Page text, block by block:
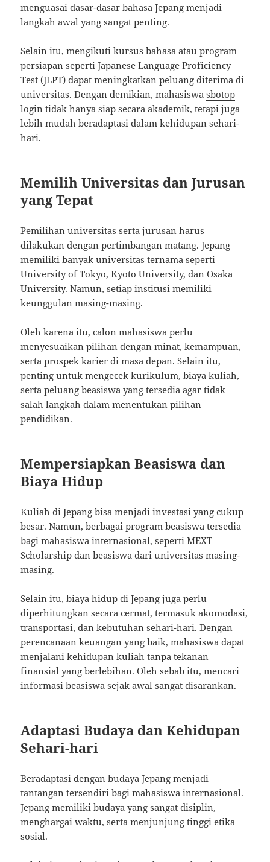
menguasai dasar-dasar bahasa Jepang menjadi
langkah awal yang sangat penting.
Selain itu, mengikuti kursus bahasa atau program
persiapan seperti Japanese Language Proficiency
Test (JLPT) dapat meningkatkan peluang diterima di
universitas. Dengan demikian, mahasiswasbotop
login tidak hanya siap secara akademik, tetapi juga
lebih mudah beradaptasi dalam kehidupan sehari-
hari.
Memilih Universitas dan Jurusan
yang Tepat
Pemilihan universitas serta jurusan harus
dilakukan dengan pertimbangan matang. Jepang
memiliki banyak universitas ternama seperti
University of Tokyo, Kyoto University, dan Osaka
University. Namun, setiap institusi memiliki
keunggulan masing-masing.
Oleh karena itu, calon mahasiswa perlu
menyesuaikan pilihan dengan minat, kemampuan,
serta prospek karier di masa depan. Selain itu,
penting untuk mengecek kurikulum, biaya kuliah,
serta peluang beasiswa yang tersedia agar tidak
salah langkah dalam menentukan pilihan
pendidikan.
Mempersiapkan Beasiswa dan
Biaya Hidup
Kuliah di Jepang bisa menjadi investasi yang cukup
besar. Namun, berbagai program beasiswa tersedia
bagi mahasiswa internasional, seperti MEXT
Scholarship dan beasiswa dari universitas masing-
masing.
Selain itu, biaya hidup di Jepang juga perlu
diperhitungkan secara cermat, termasuk akomodasi,
transportasi, dan kebutuhan sehari-hari. Dengan
perencanaan keuangan yang baik, mahasiswa dapat
menjalani kehidupan kuliah tanpa tekanan
finansial yang berlebihan. Oleh sebab itu, mencari
informasi beasiswa sejak awal sangat disarankan.
Adaptasi Budaya dan Kehidupan
Sehari-hari
Beradaptasi dengan budaya Jepang menjadi
tantangan tersendiri bagi mahasiswa internasional.
Jepang memiliki budaya yang sangat disiplin,
menghargai waktu, serta menjunjung tinggi etika
sosial.